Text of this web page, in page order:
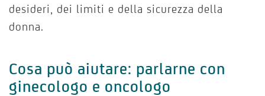
desideri, dei limiti e della sicurezza della
donna.
Cosa può aiutare: parlarne con
ginecologo e oncologo